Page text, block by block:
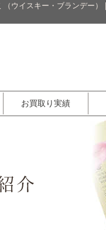
ウイスキー・ブランデー）
お買取り実績